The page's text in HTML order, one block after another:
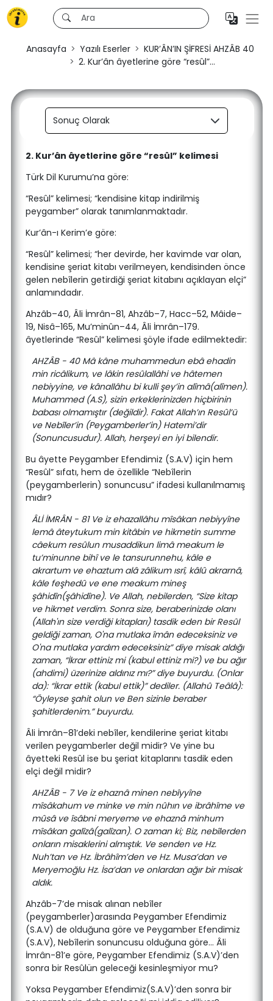
Anasayfa Yazılı Eserler
KUR’ÂN’IN ŞİFRESİ AHZÂB 40
2. Kur’ân âyetlerine göre “resûl”...
Sonuç Olarak
2. Kur’ân âyetlerine göre “resûl” kelimesi
Türk Dil Kurumu’na göre:
“Resûl” kelimesi; “kendisine kitap indirilmiş
peygamber” olarak tanımlanmaktadır.
Kur’ân-ı Kerim’e göre:
“Resûl” kelimesi; “her devirde, her kavimde var olan,
kendisine şeriat kitabı verilmeyen, kendisinden önce
gelen nebîlerin getirdiği şeriat kitabını açıklayan elçi”
anlamındadır.
Ahzâb–40, Âli İmrân–81, Ahzâb–7, Hacc–52, Mâide–
19, Nisâ–165, Mu’minûn–44, Âli İmrân–179.
âyetlerinde “Resûl” kelimesi şöyle ifade edilmektedir:
AHZÂB - 40 Mâ kâne muhammedun ebâ ehadin
min ricâlikum, ve lâkin resûlallâhi ve hâtemen
nebiyyine, ve kânallâhu bi kulli şey’in alîmâ(alîmen).
Muhammed (A.S), sizin erkeklerinizden hiçbirinin
babası olmamıştır (değildir). Fakat Allah’ın Resûl’ü
ve Nebîler’in (Peygamberler’in) Hatemi’dir
(Sonuncusudur). Allah, herşeyi en iyi bilendir.
Bu âyette Peygamber Efendimiz (S.A.V) için hem
“Resûl” sıfatı, hem de özellikle “Nebîlerin
(peygamberlerin) sonuncusu” ifadesi kullanılmamış
mıdır?
ÂLİ İMRÂN - 81 Ve iz ehazallâhu mîsâkan nebiyyîne
lemâ âteytukum min kitâbin ve hikmetin summe
câekum resûlun musaddikun limâ meakum le
tu’minunne bihî ve le tansurunnehu, kâle e
akrartum ve ehaztum alâ zâlikum ısrî, kâlû akrarnâ,
kâle feşhedû ve ene meakum mineş
şâhidîn(şâhidîne). Ve Allah, nebilerden, “Size kitap
ve hikmet verdim. Sonra size, beraberinizde olanı
(Allah'ın size verdiği kitapları) tasdik eden bir Resûl
geldiği zaman, O'na mutlaka îmân edeceksiniz ve
O'na mutlaka yardım edeceksiniz” diye misak aldığı
zaman, “İkrar ettiniz mi (kabul ettiniz mi?) ve bu ağır
(ahdimi) üzerinize aldınız mı?” diye buyurdu. (Onlar
da): “İkrar ettik (kabul ettik)” dediler. (Allahû Teâlâ):
“Öyleyse şahit olun ve Ben sizinle beraber
şahitlerdenim.” buyurdu.
Âli İmrân–81’deki nebîler, kendilerine şeriat kitabı
verilen peygamberler değil midir? Ve yine bu
âyetteki Resûl ise bu şeriat kitaplarını tasdik eden
elçi değil midir?
AHZÂB - 7 Ve iz ehaznâ minen nebîyyîne
mîsâkahum ve minke ve min nûhın ve ibrâhîme ve
mûsâ ve îsâbni meryeme ve ehaznâ minhum
mîsâkan galîzâ(galîzan). O zaman ki; Biz, nebîlerden
onların misaklerini almıştık. Ve senden ve Hz.
Nuh’tan ve Hz. İbrâhîm’den ve Hz. Musa’dan ve
Meryemoğlu Hz. İsa’dan ve onlardan ağır bir misak
aldık.
Ahzâb-7’de misak alınan nebîler
(peygamberler)arasında Peygamber Efendimiz
(S.A.V) de olduğuna göre ve Peygamber Efendimiz
(S.A.V), Nebîlerin sonuncusu olduğuna göre… Âli
İmrân-81’e göre, Peygamber Efendimiz (S.A.V)’den
sonra bir Resûlün geleceği kesinleşmiyor mu?
Yoksa Peygamber Efendimiz(S.A.V)’den sonra bir